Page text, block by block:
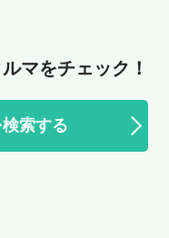
マをチェック！
索する